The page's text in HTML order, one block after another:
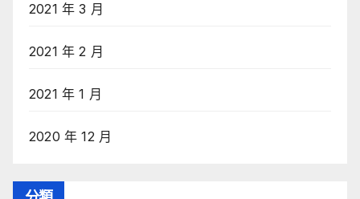
2021 年 3 月
2021 年 2 月
2021 年 1 月
2020 年 12 月